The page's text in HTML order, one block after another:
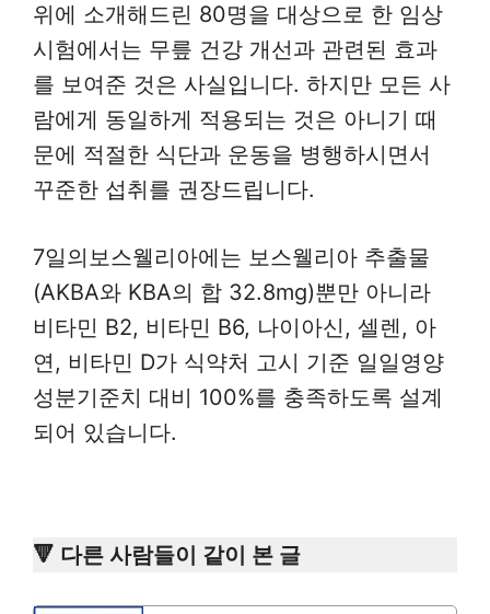
위에 소개해드린 80명을 대상으로 한 임상
시험에서는 무릎 건강 개선과 관련된 효과
를 보여준 것은 사실입니다. 하지만 모든 사
람에게 동일하게 적용되는 것은 아니기 때
문에 적절한 식단과 운동을 병행하시면서
꾸준한 섭취를 권장드립니다.
7일의보스웰리아에는 보스웰리아 추출물
(AKBA와 KBA의 합 32.8mg)뿐만 아니라
비타민 B2, 비타민 B6, 나이아신, 셀렌, 아
연, 비타민 D가 식약처 고시 기준 일일영양
성분기준치 대비 100%를 충족하도록 설계
되어 있습니다.
🔻 다른 사람들이 같이 본 글